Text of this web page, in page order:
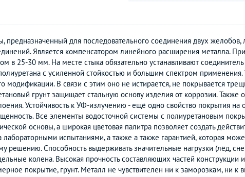
для последовательного соединения двух желобов,
Является компенсатором линейного расширения металла.
в 25-30 мм. На месте стыка обязательно устанавливают
с усиленной стойкостью и большим спектром применения.
В связи с этим оно не истирается, не покрывается
грунт защищает стальную основу изделия от коррозии. Также
Устойчивость к УФ-излучению - ещё одно свойство покрытия на
Все элементы водосточной системы с полиуретановым
основы, а широкая цветовая палитра позволяет создать
испытаниями, а также а также гарантией, которая
Способность выдерживать значительные нагрузки (лёд,
колена. Высокая прочность составляющих частей конструкции
покрытие, грунт. Металл не чувствителен ни к заморозкам, ни к